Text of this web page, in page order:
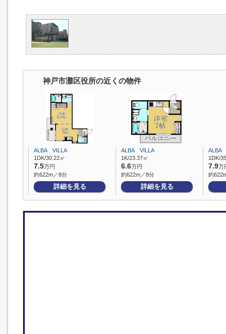
神戸市灘区役所の近くの物件
ALBA VILLA
1DK/30.22㎡
7.5万円
約622m／8分
詳細を見る
ALBA VILLA
1K/23.37㎡
6.6万円
約622m／8分
詳細を見る
ALBA
1DK/
7.9万
約